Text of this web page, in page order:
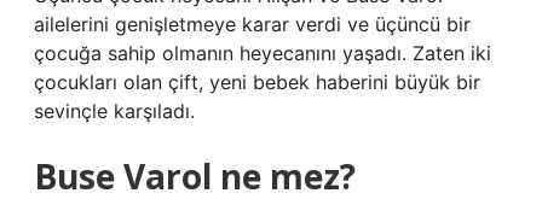
ailelerini genişletmeye karar verdi ve üçüncü bir
çocuğa sahip olmanın heyecanını yaşadı. Zaten iki
çocukları olan çift, yeni bebek haberini büyük bir
sevinçle karşıladı.
Buse Varol ne mez?